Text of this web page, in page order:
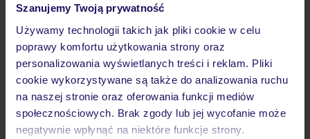
Szanujemy Twoją prywatność
Używamy technologii takich jak pliki cookie w celu
poprawy komfortu użytkowania strony oraz
personalizowania wyświetlanych treści i reklam. Pliki
cookie wykorzystywane są także do analizowania ruchu
na naszej stronie oraz oferowania funkcji mediów
społecznościowych. Brak zgody lub jej wycofanie może
negatywnie wpłynąć na niektóre funkcje strony.
Opinie
Pokoje
Wyżywienie